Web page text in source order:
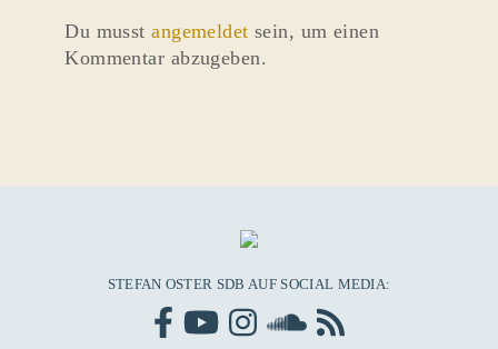
Du musstangemeldet sein, um einen
Kommentar abzugeben.
STEFAN OSTER SDB AUF SOCIAL MEDIA: